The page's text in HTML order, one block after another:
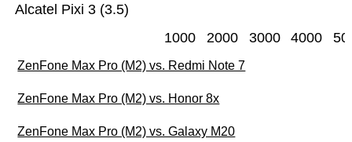
Alcatel Pixi 3 (3.5)
1000 2000 3000 4000
ZenFone Max Pro (M2) vs. Redmi Note 7
ZenFone Max Pro (M2) vs. Honor 8x
ZenFone Max Pro (M2) vs. Galaxy M20